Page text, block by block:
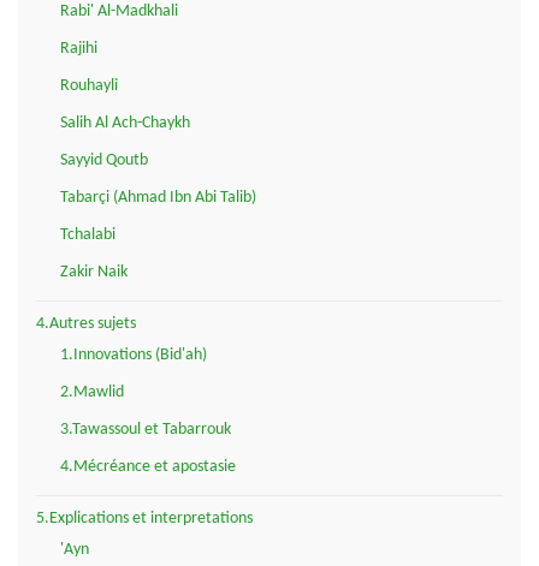
Rabi' Al-Madkhali
Rajihi
Rouhayli
Salih Al Ach-Chaykh
Sayyid Qoutb
Tabarçi (Ahmad Ibn Abi Talib)
Tchalabi
Zakir Naik
4.Autres sujets
1.Innovations (Bid'ah)
2.Mawlid
3.Tawassoul et Tabarrouk
4.Mécréance et apostasie
5.Explications et interpretations
'Ayn